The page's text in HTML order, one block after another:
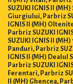
SUZUKI IGNIS II
Giurgiului, Parbriz
IGNIS II (MH)
Parbriz SUZUKI
SUZUKI IGNIS II
Panduri, Parbriz
IGNIS II (MH) Dealul
Parbriz SUZUKI
Ferentari, Parbriz
II (MH) Ghencea,